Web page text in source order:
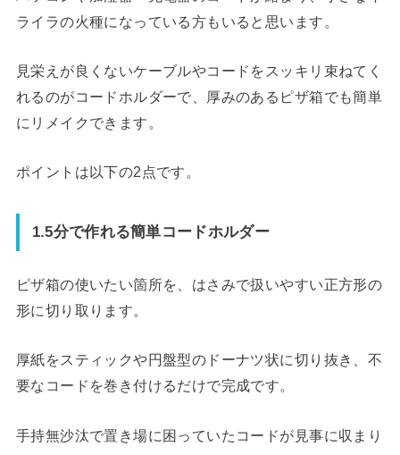
ライラの火種になっている方もいると思います。
見栄えが良くないケーブルやコードをスッキリ束ねてく
れるのがコードホルダーで、厚みのあるピザ箱でも簡単
にリメイクできます。
ポイントは以下の2点です。
1.5分で作れる簡単コードホルダー
ピザ箱の使いたい箇所を、はさみで扱いやすい正方形の
形に切り取ります。
厚紙をスティックや円盤型のドーナツ状に切り抜き、不
要なコードを巻き付けるだけで完成です。
手持無沙汰で置き場に困っていたコードが見事に収まり